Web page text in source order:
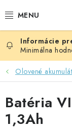
na
BATÉRIE
AUDIO - VIDEO
AUTO HI-FI
AUTOMOBIL
Minimálna
Olovené
Batéria
1,3Ah